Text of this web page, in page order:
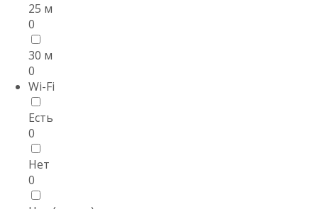
25 м
0
30 м
0
Wi-Fi
Есть
0
Нет
0